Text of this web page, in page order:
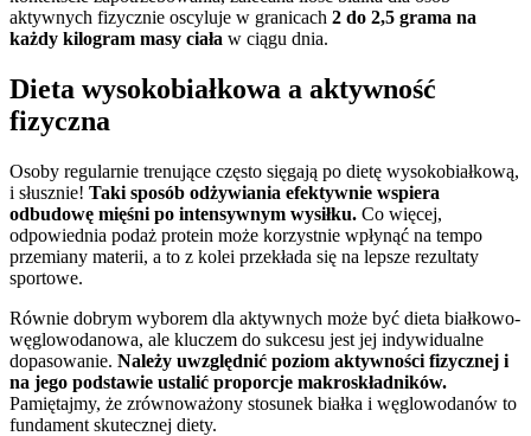
aktywnych fizycznie oscyluje w granicach 2 do 2,5 grama na
każdy kilogram masy ciała w ciągu dnia.
Dieta wysokobiałkowa a aktywność
fizyczna
Osoby regularnie trenujące często sięgają po dietę wysokobiałkową,
i słusznie! Taki sposób odżywiania efektywnie wspiera
odbudowę mięśni po intensywnym wysiłku. Co więcej,
odpowiednia podaż protein może korzystnie wpłynąć na tempo
przemiany materii, a to z kolei przekłada się na lepsze rezultaty
sportowe.
Równie dobrym wyborem dla aktywnych może być dieta białkowo-
węglowodanowa, ale kluczem do sukcesu jest jej indywidualne
dopasowanie. Należy uwzględnić poziom aktywności fizycznej i
na jego podstawie ustalić proporcje makroskładników.
Pamiętajmy, że zrównoważony stosunek białka i węglowodanów to
fundament skutecznej diety.